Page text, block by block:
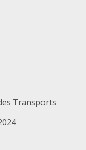
Transports